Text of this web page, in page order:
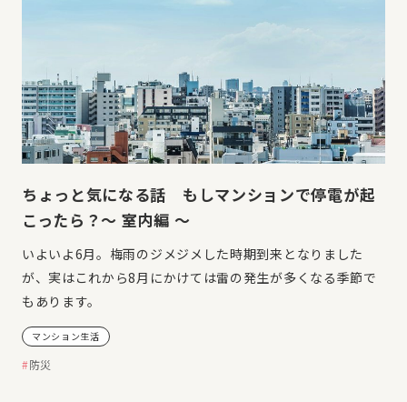
ちょっと気になる話 もしマンションで停電が起
こったら？～ 室内編 ～
いよいよ6月。梅雨のジメジメした時期到来となりました
が、実はこれから8月にかけては雷の発生が多くなる季節で
もあります。
マンション生活
防災